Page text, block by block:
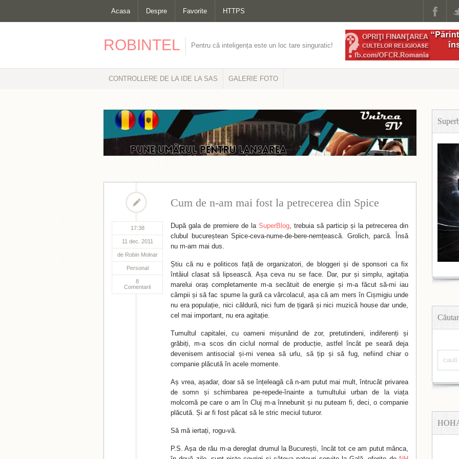
Acasa Despre Favorite HTTPS
ROBINTEL Pentru că inteligența este un loc tare singuratic!
CONTROLLERE DE LA IDE LA SAS GALERIE FOTO
17:38
11 dec. 2011
de Robin Molnar
Personal
8
Comentarii
Cum de n-am mai fost la petrecerea din Spice
După gala de premiere de la SuperBlog, trebuia să particip și la petrecerea din
clubul bucureștean Spice-ceva-nume-de-bere-nemțească. Grolich, parcă. Însă
nu m-am mai dus.
Știu că nu e politicos față de organizatori, de bloggeri și de sponsori ca fix
întâiul clasat să lipsească. Așa ceva nu se face. Dar, pur și simplu, agitația
marelui oraș completamente m-a secătuit de energie și m-a făcut să-mi iau
câmpii și să fac spume la gură ca vârcolacul, așa că am mers în Cișmigiu unde
nu era populație, nici căldură, nici fum de țigară și nici muzică house dar unde,
cel mai important, nu era agitație.
Tumultul capitalei, cu oameni mișunând de zor, pretutindeni, indiferenți și
grăbiți, m-a scos din ciclul normal de producție, astfel încât pe seară deja
devenisem antisocial și-mi venea să urlu, să țip și să fug, nefiind chiar o
companie plăcută în acele momente.
Aș vrea, așadar, doar să se înțeleagă că n-am putut mai mult, întrucât privarea
de somn și schimbarea pe-repede-înainte a tumultului urban de la viața
molcomă pe care o am în Cluj m-a înnebunit și nu puteam fi, deci, o companie
plăcută. Și ar fi fost păcat să le stric meciul tuturor.
Să mă iertați, rogu-vă.
P.S. Așa de rău m-a dereglat drumul la București, încât tot ce am putut mânca,